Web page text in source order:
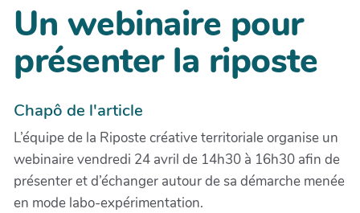
Un webinaire pour
présenter la riposte
Chapô de l'article
L’équipe de la Riposte créative territoriale organise un
webinaire vendredi 24 avril de 14h30 à 16h30 afin de
présenter et d’échanger autour de sa démarche menée
en mode labo-expérimentation.